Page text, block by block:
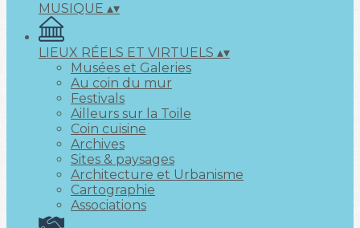
MUSIQUE ▴▾
LIEUX RÉELS ET VIRTUELS ▴▾
Musées et Galeries
Au coin du mur
Festivals
Ailleurs sur la Toile
Coin cuisine
Archives
Sites & paysages
Architecture et Urbanisme
Cartographie
Associations